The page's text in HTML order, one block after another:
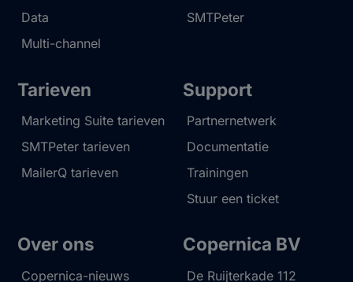
Data
Multi-channel
SMTPeter
Tarieven
Marketing Suite tarieven
SMTPeter tarieven
MailerQ tarieven
Support
Partnernetwerk
Documentatie
Trainingen
Stuur een ticket
Over ons
Copernica-nieuws
Copernica BV
De Ruijterkade 112